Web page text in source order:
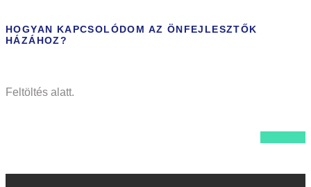
HOGYAN KAPCSOLÓDOM AZ ÖNFEJLESZTŐK
HÁZÁHOZ?
Feltöltés alatt.